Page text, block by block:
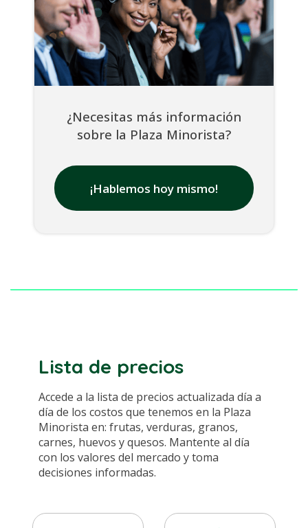
¿Necesitas más información
sobre la Plaza Minorista?
¡Hablemos hoy mismo!
Lista de precios
Accede a la lista de precios actualizada día a
día de los costos que tenemos en la Plaza
Minorista en: frutas, verduras, granos,
carnes, huevos y quesos. Mantente al día
con los valores del mercado y toma
decisiones informadas.